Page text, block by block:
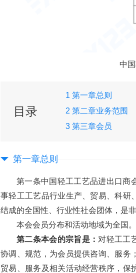
中
目录
1 第一章总则
2 第二章业务范围
3 第三章会员
第一章总则
第一条中国轻工工艺品进出口商
事轻工工艺品行业生产、贸易、科研
结成的全国性、行业性社会团体，是
本会会员分布和活动地域为全国。
第二条本会的宗旨是： 对轻工工
协调、规范，为会员提供咨询、服务
贸易、服务及相关活动经营秩序，保